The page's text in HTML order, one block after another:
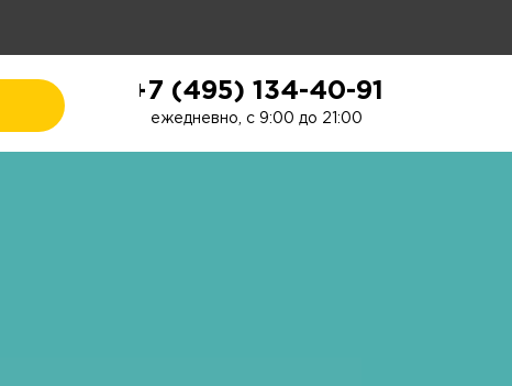
+7 (495) 134-40-91
ежедневно, с 9:00 до 21:00